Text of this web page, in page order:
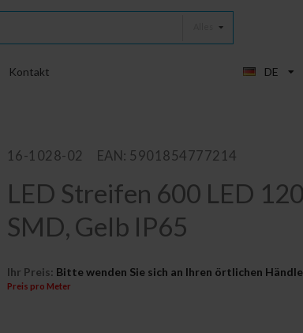
Kontakt DE
16-1028-02 EAN: 5901854777214
LED Streifen 600 LED
SMD, Gelb IP65
Ihr Preis: Bitte wenden Sie sich an Ihren örtlichen
Preis pro Meter